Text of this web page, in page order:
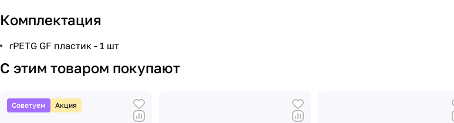
Комплектация
rPETG GF пластик - 1 шт
С этим товаром покупают
Советуем Акция